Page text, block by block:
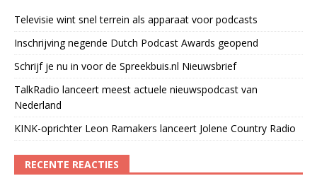
Televisie wint snel terrein als apparaat voor podcasts
Inschrijving negende Dutch Podcast Awards geopend
Schrijf je nu in voor de Spreekbuis.nl Nieuwsbrief
TalkRadio lanceert meest actuele nieuwspodcast van
Nederland
KINK-oprichter Leon Ramakers lanceert Jolene Country Radio
RECENTE REACTIES